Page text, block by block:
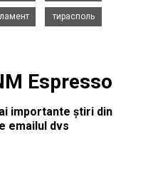
тирасполь
Espresso
importante știri din
emailul dvs